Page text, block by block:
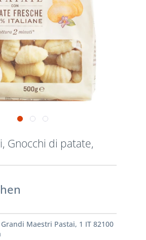
Gnocchi di patate,
Maestri Pastai, 1 IT 82100